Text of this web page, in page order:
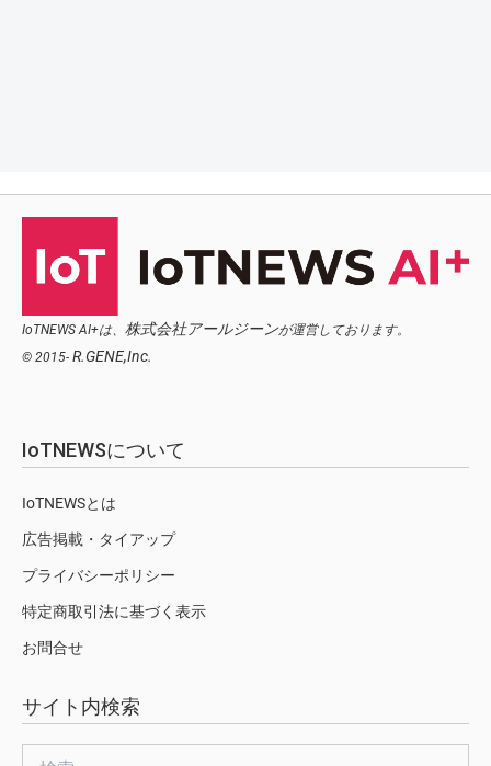
IoTNEWS AI+は、 株式会社アールジーンが運営しております。
© 2015- R.GENE,Inc.
IoTNEWSについて
IoTNEWSとは
広告掲載・タイアップ
プライバシーポリシー
特定商取引法に基づく表示
お問合せ
サイト内検索